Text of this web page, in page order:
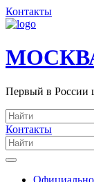
Контакты
Первый в России
Контакты
Официально